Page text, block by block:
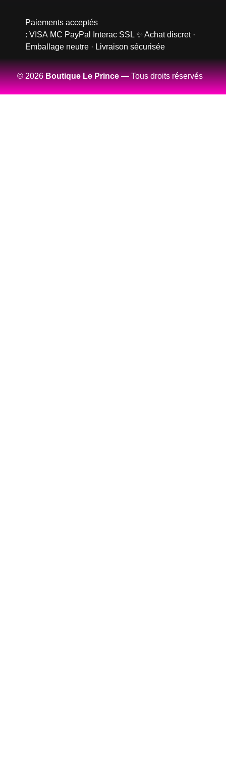
Paiements acceptés
: VISA MC PayPal Interac SSL ✨ Achat discret ·
Emballage neutre · Livraison sécurisée
© 2026Boutique Le Prince— Tous droits réservés